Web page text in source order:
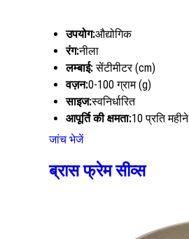
उपयोग:औद्योगिक
रंग:नीला
लम्बाई:सेंटीमीटर (cm)
वज़न:0-100 ग्राम (g)
साइज:स्वनिर्धारित
आपूर्ति की क्षमता:10 प्रति महीने
जांच भेजें
ब्रास फ्रेम सीव्स